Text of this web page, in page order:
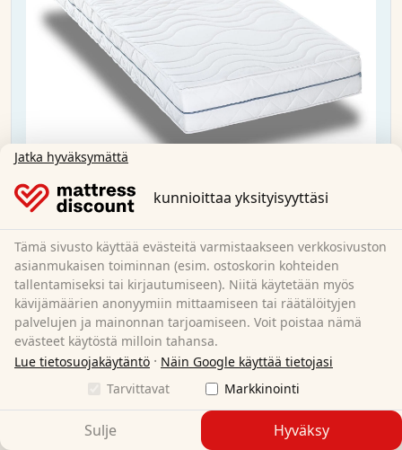
Supportho Premium 80x200 cm H2/H3 +
Supportho viskoelastinen tyyny 40x80 cm.
Koko:
80 x 200 cm
Kylmä vaahto
Kokonaiskorkeus:
18 cm
Kovuusaste:
Jatka hyväksymättä
kunnioittaa yksityisyyttäsi
Tämä sivusto käyttää evästeitä varmistaakseen verkkosivuston
asianmukaisen toiminnan (esim. ostoskorin kohteiden
tallentamiseksi tai kirjautumiseen). Niitä käytetään myös
kävijämäärien anonyymiin mittaamiseen tai räätälöityjen
palvelujen ja mainonnan tarjoamiseen. Voit poistaa nämä
evästeet käytöstä milloin tahansa.
Lue tietosuojakäytäntö · Näin Google käyttää tietojasi
Tarvittavat
Markkinointi
Sulje Hyväksy